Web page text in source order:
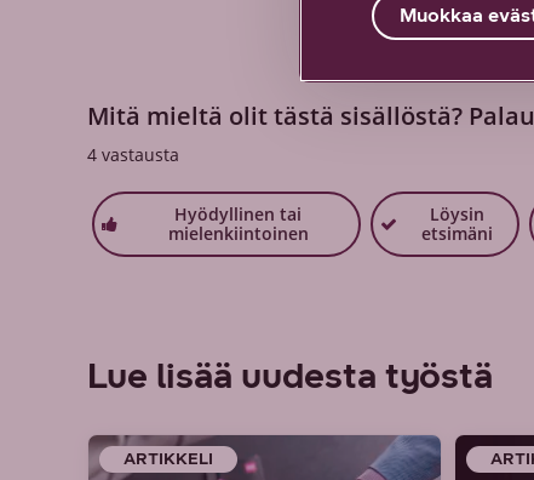
Mitä mieltä olit tästä sisällöstä?
4 vastausta
Hyödyllinen tai
mielenkiintoinen
Löysin
etsimäni
Lue lisää uudesta työstä
ARTIKKELI
Muokkaa